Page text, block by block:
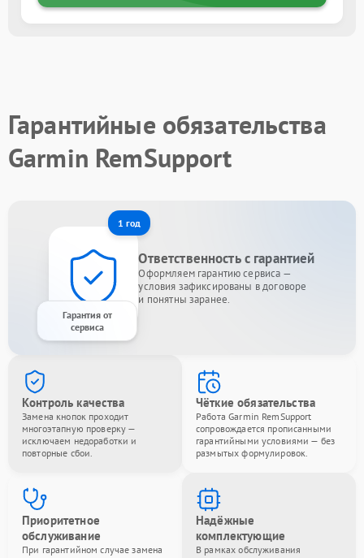
Гарантийные обязательства
Garmin RemSupport
1 год
Гарантия от
сервиса
Ответственность с гарантией
Оформляем гарантию сервиса —
условия зафиксированы в договоре
и понятны заранее.
Контроль качества
Замена кнопок проходит
многоэтапную проверку —
исключаем недоработки и
повторные сбои.
Чёткие обязательства
Работа Garmin RemSupport
сопровождается прописанными
гарантийными условиями — без
размытых формулировок.
Приоритетное
обслуживание
При гарантийном случае замена
Надёжные
комплектующие
В рамках обслуживания